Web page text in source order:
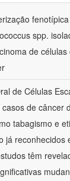
spp.
de células
de Células
de câncer
tabagismo e
já reconhecidos
têm